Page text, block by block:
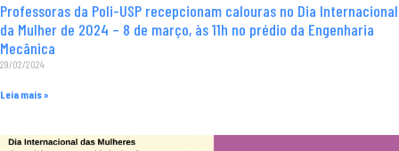
Professoras da Poli-USP recepcionam calouras no Dia Internacional
da Mulher de 2024 – 8 de março, às 11h no prédio da Engenharia
Mecânica
29/02/2024
Leia mais »